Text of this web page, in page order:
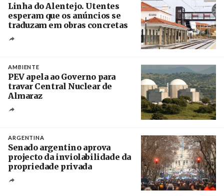
Linha do Alentejo. Utentes
esperam que os anúncios se
traduzam em obras concretas
AMBIENTE
PEV apela ao Governo para
travar Central Nuclear de
Almaraz
ARGENTINA
Senado argentino aprova
projecto da inviolabilidade da
propriedade privada